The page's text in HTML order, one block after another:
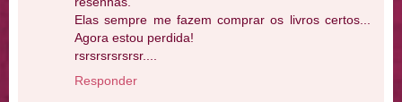
Elas sempre me fazem comprar os livros certos...
Agora estou perdida!
rsrsrsrsrsrsr....
Responder